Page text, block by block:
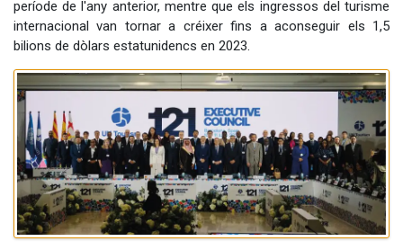
període de l'any anterior, mentre que els ingressos del turisme
internacional van tornar a créixer fins a aconseguir els 1,5
bilions de dòlars estatunidencs en 2023.